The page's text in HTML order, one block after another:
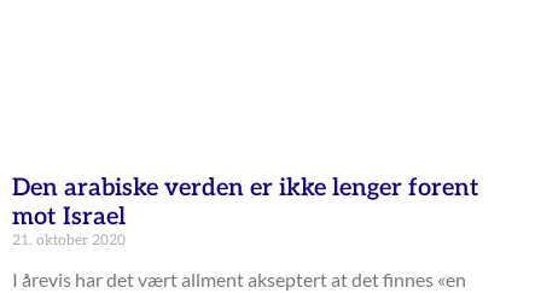
Den arabiske verden er ikke lenger forent
mot Israel
21. oktober 2020
I årevis har det vært allment akseptert at det finnes «en